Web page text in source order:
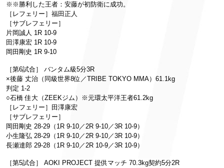
※※勝利した王者：安藤が初防衛に成功。
［レフェリー］福田正人
［サブレフェリー］
片岡誠人 1R 10-9
田澤康宏 1R 10-9
岡田剛史 1R 9-10
［第6試合］ バンタム級5分3R
×後藤 丈治（同級世界8位／TRIBE TOKYO MMA）61.1kg
判定 1-2
○石橋 佳大（ZEEKジム）※元環太平洋王者61.2kg
［レフェリー］田澤康宏
［サブレフェリー］
岡田剛史 28-29（1R 9-10／2R 9-10／3R 10-9）
小生隆弘 28-29（1R 9-10／2R 9-10／3R 10-9）
長瀬達郎 29-28（1R 9-10／2R 10-9／3R 10-9）
［第5試合］ AOKI PROJECT 提供マッチ 70.3kg契約5分2R